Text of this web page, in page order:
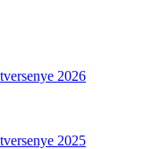
2026
2025